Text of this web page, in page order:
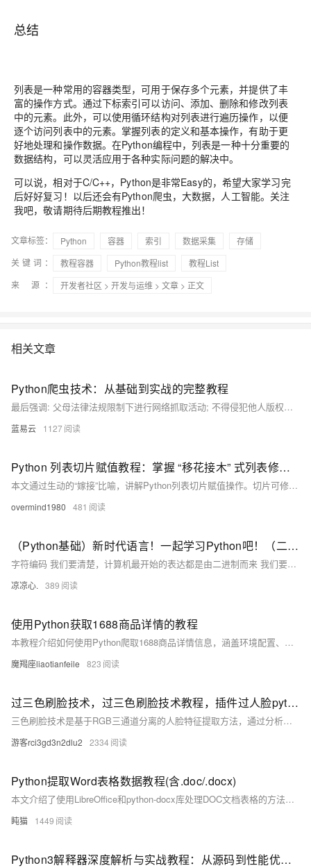
总结
列表是一种常用的容器类型，可用于保存多个元素，并提供了丰
富的操作方式。通过下标索引可以访问、添加、删除和修改列表
中的元素。此外，可以使用循环结构对列表进行遍历操作，以便
逐个访问列表中的元素。掌握列表的定义和基本操作，有助于更
好地处理和操作数据。在Python编程中，列表是一种十分重要的
数据结构，可以灵活应用于各种实际问题的解决中。
可以说，相对于C/C++，Python是非常Easy的，希望大家学习完
后好好复习！以后还会有Python爬虫，大数据，人工智能。关注
我吧，敬请期待后期教程推出！
文章标签： Python 容器 索引 数据采集
存储
关键词：
教程容器 Python教程list
教程List
来 源：
开发者社区 > 开发与运维 > 文章 > 正文
相关文章
Python爬虫技术：从基础到实战的完整教程
最后强调: 父母法律法规限制下进行网络抓取活动; 不得侵犯他人版权隐私利益; 同时也要注意个人安全防止泄露敏感信息.
蓝易云 1127
Python 列表切片赋值教程：掌握 “移花接木” 式列表修改技巧
本文通过生动的“嫁接”比喻，讲解Python列表切片赋值操作。切片可修改原列表内容，实现头部、尾部或中间元素替换，支持不等长赋值，灵活实现列表结构更新。
overmind1980 481
（Python基础）新时代语言！一起学习Python吧！（二）：字符编码由来；Python字符串、字符串格式化；list集合和tuple元组区别
字符编码 我们要清楚，计算机最开始的表达都是由二进制而来 我们要想通过二进制来表示我们熟知的字符看看以下的变化 例如： 1 的二进制编码为 0000 0001 我们通过A这个字符，让其在计算机内部存储（现如今，A 字符在地址通常表示为65） 现在拿A举例： 在计算机内部 A字符，它本身表示为 65这个数，在计算机底层会转为二进制码 也意味着A字符在底层表示为 1000001 通过这样的字符表示进行转换，逐步发展为拥有127个字符的编码存储到计算机中，这个编码表也被称为ASCII编码。 但随时代变迁，ASCII编码逐渐暴露短板，全球有上百种语言，光是ASCII编码并不能够满足需求
凉凉心. 389
使用Python获取1688商品详情的教程
本教程介绍如何使用Python爬取1688商品详情信息，涵盖环境配置、代码编写、数据处理及合法合规注意事项，助你快速掌握商品数据抓取与保存技巧。
魔羯座liaotianfeile 823
过三色刷脸技术，过三色刷脸技术教程，插件过人脸python分享学习
三色刷脸技术是基于RGB三通道分离的人脸特征提取方法，通过分析人脸在不同颜色通道的特征差异
游客rci3gd3n2dlu2 2334
Python提取Word表格数据教程(含.doc/.docx)
本文介绍了使用LibreOffice和python-docx库处理DOC文档表格的方法。首先需安装LibreOffice进行DOC到DOCX的格式转换，然后通过python-docx读取和修改表格数据。文中提供了详细的代码示例，包括格式转换函数、表格读取函数以及修改保存功能。该方法适用于Windows和Linux系统，解决了老旧DOC格式文档的处理难题，为需要处理历史文档的用户提供了实用解决方案。
盹猫 1449
Python3解释器深度解析与实战教程：从源码到性能优化的全路径探索